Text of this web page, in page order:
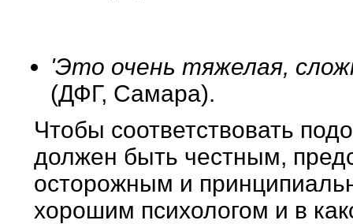
'Это очень тяжелая,
(ДФГ, Самара).
Чтобы соответствовать
должен быть честным,
осторожным и
хорошим психологом и в